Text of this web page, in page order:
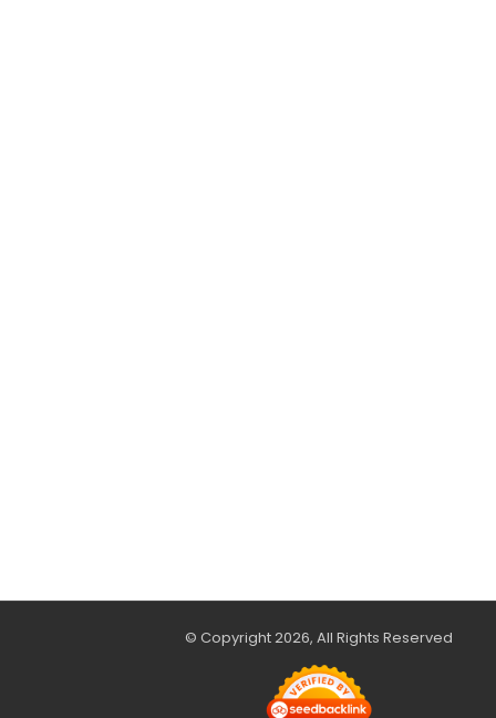
© Copyright 2026, All Rights Reserved